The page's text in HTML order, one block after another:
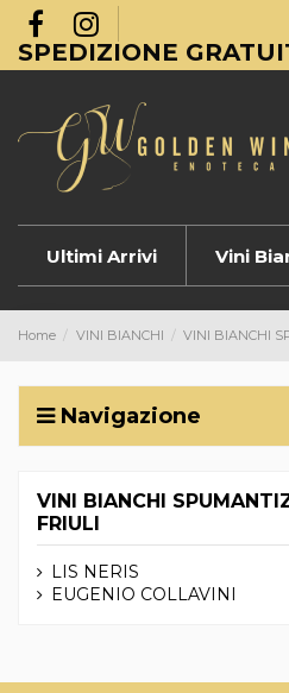
SPEDIZIONE
Ultimi Arrivi Vini
Home VINI BIANCHI VINI BIANCHI
Navigazione
VINI BIANCHI
FRIULI
LIS NERIS
EUGENIO COLLAVINI